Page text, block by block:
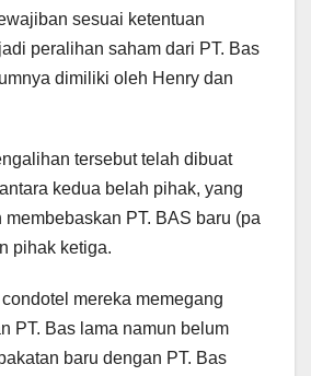
sesuai ketentuan
peralihan saham dari PT. Bas
dimiliki oleh Henry dan
tersebut telah dibuat
kedua belah pihak, yang
PT. BAS baru (pa
pihak ketiga.
mereka memegang
PT. Bas lama namun belum
baru dengan PT. Bas